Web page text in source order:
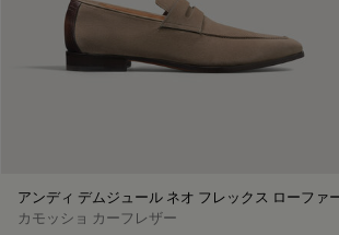
アンディ デムジュール ネオ フレックス ローファ
カモッショ カーフレザー